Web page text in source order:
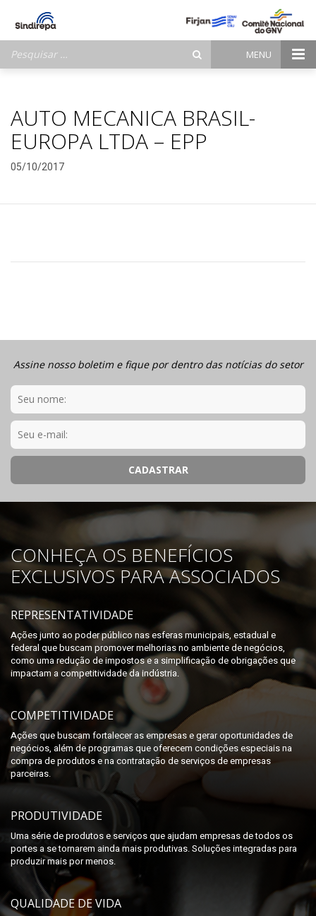
por:
MENU
AUTO MECANICA BRASIL-
EUROPA LTDA – EPP
05/10/2017
Assine nosso boletim e fique por dentro das notícias do setor
CONHEÇA OS BENEFÍCIOS
EXCLUSIVOS PARA ASSOCIADOS
REPRESENTATIVIDADE
Ações junto ao poder público nas esferas municipais, estadual e
federal que buscam promover melhorias no ambiente de negócios,
como uma redução de impostos e a simplificação de obrigações que
impactam a competitividade da indústria.
COMPETITIVIDADE
Ações que buscam fortalecer as empresas e gerar oportunidades de
negócios, além de programas que oferecem condições especiais na
compra de produtos e na contratação de serviços de empresas
parceiras.
PRODUTIVIDADE
Uma série de produtos e serviços que ajudam empresas de todos os
portes a se tornarem ainda mais produtivas. Soluções integradas para
produzir mais por menos.
QUALIDADE DE VIDA